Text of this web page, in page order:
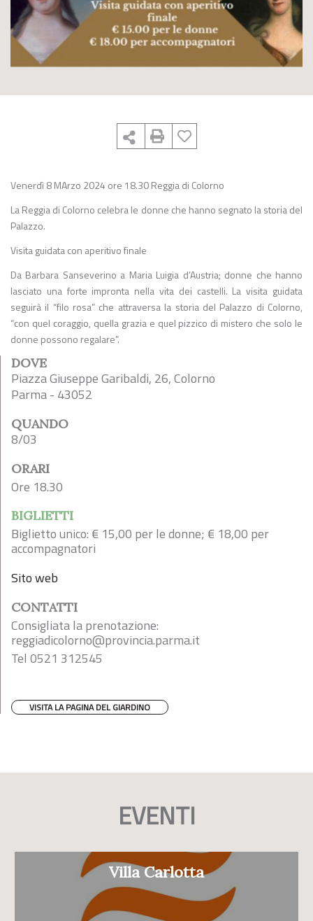
Venerdì 8 MArzo 2024 ore 18.30 Reggia di Colorno
La Reggia di Colorno celebra le donne che hanno segnato la storia del
Palazzo.
Visita guidata con aperitivo finale
Da Barbara Sanseverino a Maria Luigia d’Austria; donne che hanno
lasciato una forte impronta nella vita dei castelli. La visita guidata
seguirà il “filo rosa” che attraversa la storia del Palazzo di Colorno,
“con quel coraggio, quella grazia e quel pizzico di mistero che solo le
donne possono regalare”.
DOVE
Piazza Giuseppe Garibaldi, 26, Colorno
Parma - 43052
QUANDO
8/03
ORARI
Ore 18.30
BIGLIETTI
Biglietto unico: € 15,00 per le donne; € 18,00 per
accompagnatori
Sito web
CONTATTI
Consigliata la prenotazione:
reggiadicolorno@provincia.parma.it
Tel 0521 312545
VISITA LA PAGINA DEL GIARDINO
EVENTI
Villa Carlotta